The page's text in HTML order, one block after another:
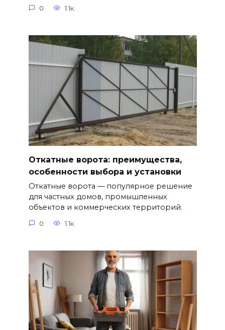
0 1.1к.
Откатные ворота: преимущества,
особенности выбора и установки
Откатные ворота — популярное решение
для частных домов, промышленных
объектов и коммерческих территорий.
0 1.1к.